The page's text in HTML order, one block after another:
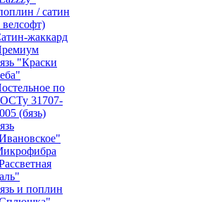
/ сатин
велсофт)
жаккард
"Краски
по
31707-
(бязь)
и поплин